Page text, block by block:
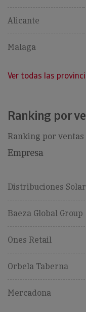
Alicante
Malaga
Ver todas las
Ranking por
Ranking por ventas
Empresa
Distribuciones
Baeza Global Group
Ones Retail
Orbela Taberna
Mercadona